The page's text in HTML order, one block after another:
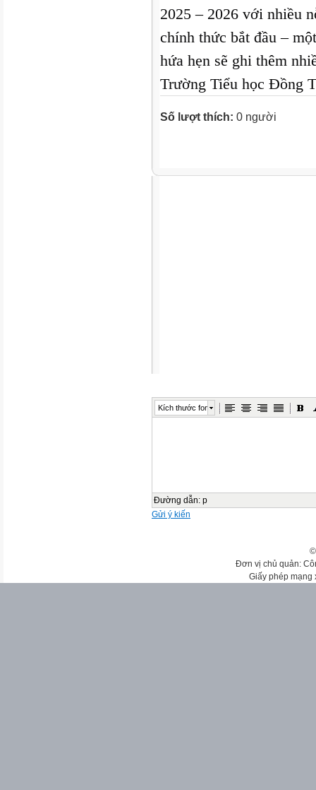
2025 – 2026 với nhiều
chính thức bắt đầu –
hứa hẹn sẽ ghi thêm
Trường Tiểu học Đồng
Số lượt thích: 0 người
Kích thước font
Đường dẫn: p
Gửi ý kiến
Đơn vị chủ quản:
Giấy phép mạng